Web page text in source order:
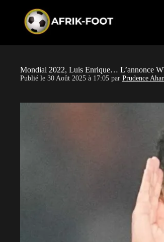
Mondial 2022, Luis Enrique… L’annonce
Publié le 30 Août 2025 à 17:05 par Prudence